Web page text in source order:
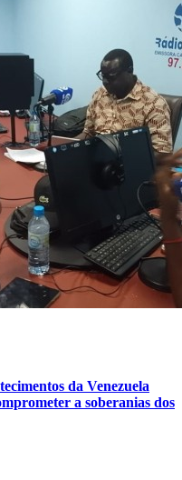
da Venezuela
a soberanias dos